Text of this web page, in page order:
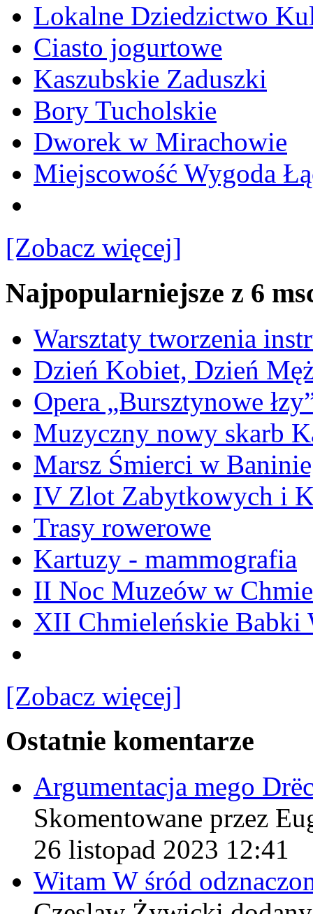
Lokalne Dziedzictwo
Ciasto jogurtowe
Kaszubskie Zaduszki
Bory Tucholskie
Dworek w Mirachowie
Miejscowość Wygoda
[Zobacz więcej]
Najpopularniejsze z 6
Warsztaty tworzenia
Dzień Kobiet, Dzień
Opera „Bursztynowe
Muzyczny nowy skarb
Marsz Śmierci w
IV Zlot Zabytkowych i
Trasy rowerowe
Kartuzy - mammografia
II Noc Muzeów w
XII Chmieleńskie Babki
[Zobacz więcej]
Ostatnie komentarze
Argumentacja mego
Skomentowane przez
26 listopad 2023 12:41
Witam W śród